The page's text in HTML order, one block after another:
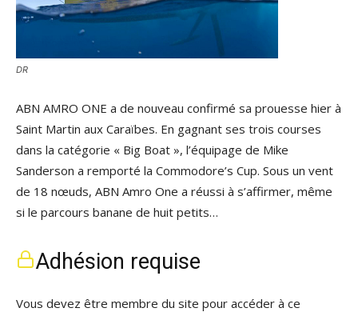
DR
ABN AMRO ONE a de nouveau confirmé sa prouesse hier à
Saint Martin aux Caraïbes. En gagnant ses trois courses
dans la catégorie « Big Boat », l’équipage de Mike
Sanderson a remporté la Commodore’s Cup. Sous un vent
de 18 nœuds, ABN Amro One a réussi à s’affirmer, même
si le parcours banane de huit petits…
Adhésion requise
Vous devez être membre du site pour accéder à ce